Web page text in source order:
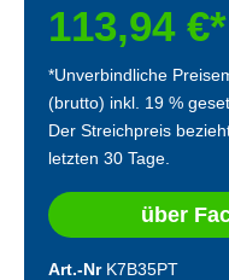
113,94 €*
*Unverbindliche
(brutto) inkl. 19 %
Der Streichpreis
letzten 30 Tage.
über
Art.-Nr K7B35PT